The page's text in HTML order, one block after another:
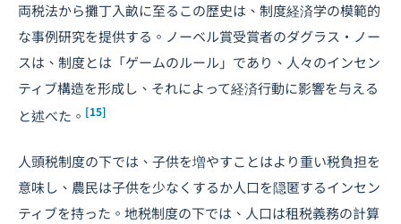
両税法から攤丁入畝に至るこの歴史は、制度経済学の模範的
な事例研究を提供する。ノーベル賞受賞者のダグラス・ノー
スは、制度とは「ゲームのルール」であり、人々のインセン
ティブ構造を形成し、それによって経済行動に影響を与える
と述べた。 [15]
人頭税制度の下では、子供を増やすことはより重い税負担を
意味し、農民は子供を少なくするか人口を隠匿するインセン
ティブを持った。地税制度の下では、人口は租税義務の計算